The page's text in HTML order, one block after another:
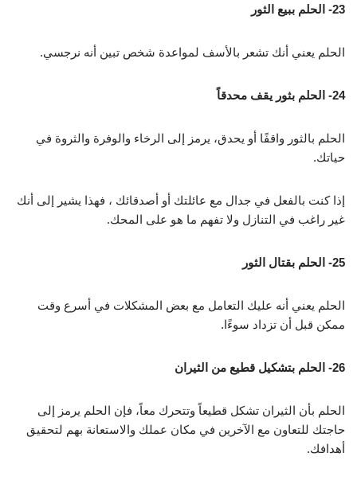
23- الحلم ببيع الثور
الحلم يعني أنك تشعر بالأسف لمواعدة شخص تبين أنه نرجسي.
24- الحلم بثور يقف محدقاً
الحلم بالثور واقفًا أو يحدق، يرمز إلى الرخاء والوفرة والثروة في
حياتك.
إذا كنت بالفعل في جدال مع عائلتك أو أصدقائك ، فهذا يشير إلى أنك
غير راغب في التنازل ولا تفهم ما هو على المحك.
25- الحلم بقتال الثور
الحلم يعني أنه عليك التعامل مع بعض المشكلات في أسرع وقت
ممكن قبل أن تزداد سوءًا.
26- الحلم بتشكيل قطيع من الثيران
الحلم بأن الثيران تشكل قطيعاً وتتحرك معاً، فإن الحلم يرمز إلى
حاجتك للتعاون مع الآخرين في مكان عملك والاستعانة بهم لتحقيق
أهدافك.